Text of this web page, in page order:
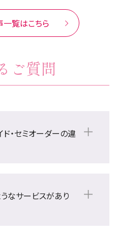
一覧はこちら
ご質問
・セミオーダーの違
」それぞれ人気の高いスタイ
ミオーダーウィッグは、髪
なサービスがあり